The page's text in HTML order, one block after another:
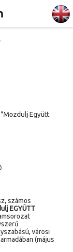
"Mozdulj Együtt
számos
EGYÜTT
városi
(május